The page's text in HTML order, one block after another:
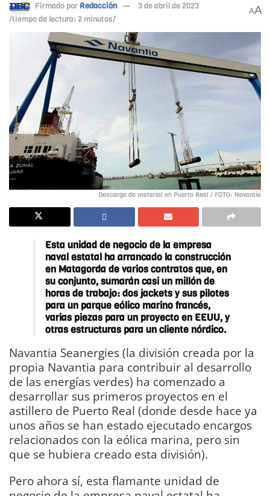
Firmado por Redacción
3 de abril de 2023
/tiempo de lectura: 2 minutos/
AA
Descarga de material en Puerto Real / FOTO: Navantia
Esta unidad de negocio de la empresa
naval estatal ha arrancado la construcción
en Matagorda de varios contratos que, en
su conjunto, sumarán casi un millón de
horas de trabajo: dos jackets y sus pilotes
para un parque eólico marino francés,
varias piezas para un proyecto en EEUU, y
otras estructuras para un cliente nórdico.
Navantia Seanergies (la división creada por la
propia Navantia para contribuir al desarrollo
de las energías verdes) ha comenzado a
desarrollar sus primeros proyectos en el
astillero de Puerto Real (donde desde hace ya
unos años se han estado ejecutado encargos
relacionados con la eólica marina, pero sin
que se hubiera creado esta división).
Pero ahora sí, esta flamante unidad de